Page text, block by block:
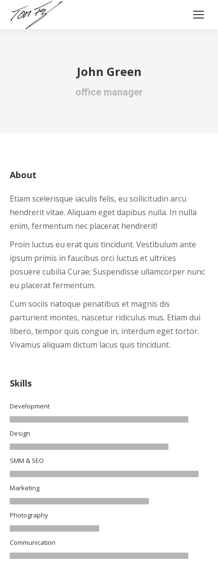
John Green
office manager
About
Etiam scelerisque iaculis felis, eu sollicitudin arcu
hendrerit vitae. Aliquam eget dapibus nulla. In nulla
enim, fermentum nec placerat hendrerit!
Proin luctus eu erat quis tincidunt. Vestibulum ante
ipsum primis in faucibus orci luctus et ultrices
posuere cubilia Curae; Suspendisse ullamcorper nunc
eu placerat fermentum.
Cum sociis natoque penatibus et magnis dis
parturient montes, nascetur ridiculus mus. Etiam dui
libero, tempor quis congue in, interdum eget tortor.
Vivamus aliquam dictum lacus quis tincidunt.
Skills
Development
Design
SMM & SEO
Marketing
Photography
Communication